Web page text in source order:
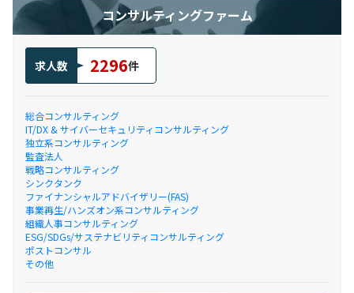
コンサルティングファーム
求人数 2296件
総合コンサルティング
IT/DX & サイバーセキュリティコンサルティング
独立系コンサルティング
監査法人
戦略コンサルティング
シンクタンク
ファイナンシャルアドバイザリー(FAS)
事業再生/ハンズオン系コンサルティング
組織人事コンサルティング
ESG/SDGs/サステナビリティコンサルティング
ポストコンサル
その他